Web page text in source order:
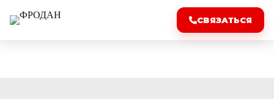
СВЯЗАТЬСЯ